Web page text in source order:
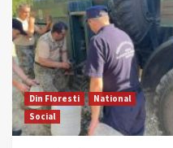
Din Floresti
National
Social